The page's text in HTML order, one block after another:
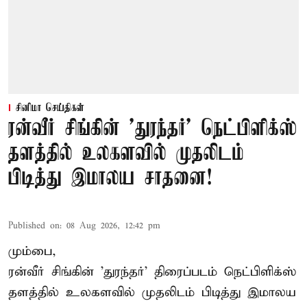
சினிமா செய்திகள்
ரன்வீர் சிங்கின் 'துரந்தர்' நெட்பிளிக்ஸ்
தளத்தில் உலகளவில் முதலிடம்
பிடித்து இமாலய சாதனை!
Published on: 08 Aug 2026, 12:42 pm
மும்பை,
ரன்வீர் சிங்கின் 'துரந்தர்' திரைப்படம் நெட்பிளிக்ஸ்
தளத்தில் உலகளவில் முதலிடம் பிடித்து இமாலய